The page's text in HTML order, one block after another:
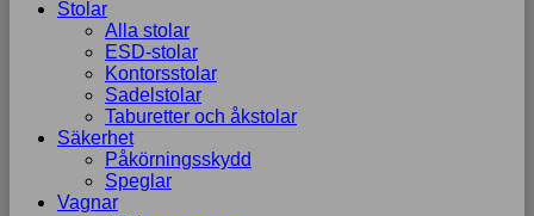
Stolar
Alla stolar
ESD-stolar
Kontorsstolar
Sadelstolar
Taburetter och åkstolar
Säkerhet
Påkörningsskydd
Speglar
Vagnar